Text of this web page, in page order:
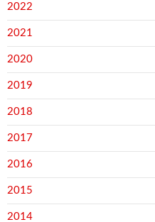
2022
2021
2020
2019
2018
2017
2016
2015
2014